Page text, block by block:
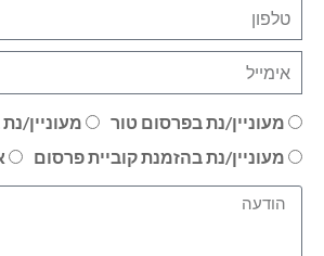
מעוניין/נת בפרסום טור
מעוניין/
מעוניין/נת בהזמנת קוביית פרסום